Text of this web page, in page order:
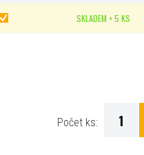
SKLADEM > 5 KS
Počet ks: